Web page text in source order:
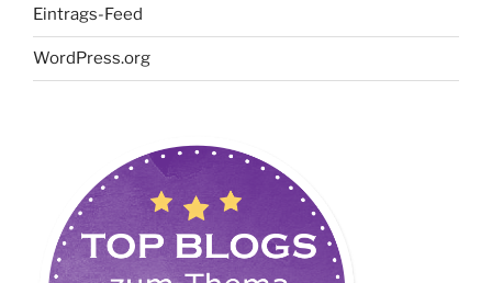
Eintrags-Feed
WordPress.org